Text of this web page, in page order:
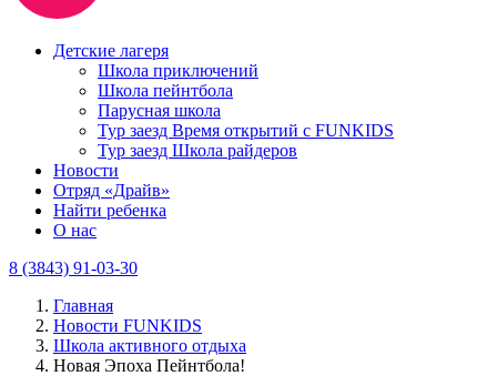
Детские лагеря
Школа приключений
Школа пейнтбола
Парусная школа
Тур заезд Время открытий с FUNKIDS
Тур заезд Школа райдеров
Новости
Отряд «Драйв»
Найти ребенка
О нас
8 (3843) 91-03-30
Главная
Новости FUNKIDS
Школа активного отдыха
Новая Эпоха Пейнтбола!